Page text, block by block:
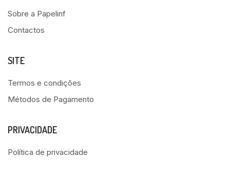
Sobre a Papelinf
Contactos
SITE
Termos e condições
Métodos de Pagamento
PRIVACIDADE
Política de privacidade